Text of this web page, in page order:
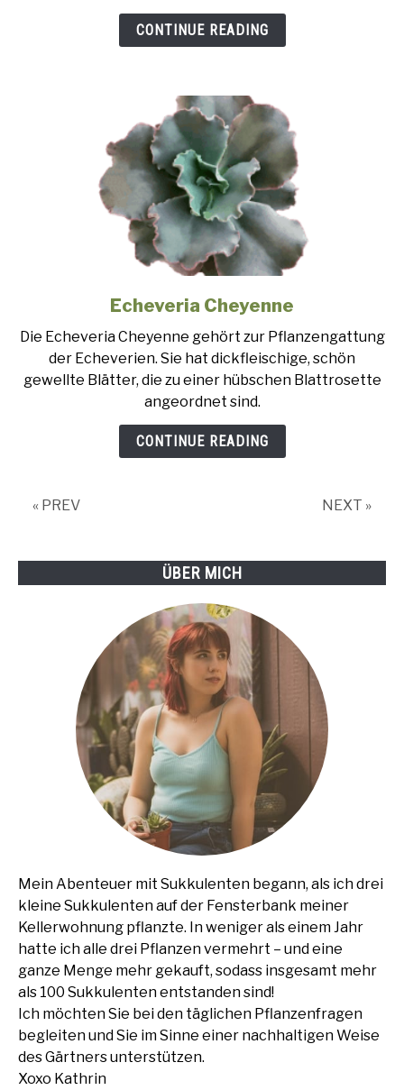
CONTINUE READING
link
Echeveria
Cheyenne
Echeveria Cheyenne
Die Echeveria Cheyenne gehört zur Pflanzengattung
der Echeverien. Sie hat dickfleischige, schön
gewellte Blätter, die zu einer hübschen Blattrosette
angeordnet sind.
CONTINUE READING
« PREV NEXT »
ÜBER MICH
Mein Abenteuer mit Sukkulenten begann, als ich drei
kleine Sukkulenten auf der Fensterbank meiner
Kellerwohnung pflanzte. In weniger als einem Jahr
hatte ich alle drei Pflanzen vermehrt – und eine
ganze Menge mehr gekauft, sodass insgesamt mehr
als 100 Sukkulenten entstanden sind!
Ich möchten Sie bei den täglichen Pflanzenfragen
begleiten und Sie im Sinne einer nachhaltigen Weise
des Gärtners unterstützen.
Xoxo Kathrin